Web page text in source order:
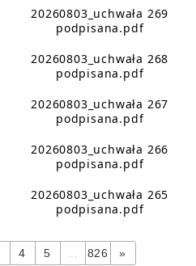
20260803_uchwała 269
podpisana.pdf
20260803_uchwała 268
podpisana.pdf
20260803_uchwała 267
podpisana.pdf
20260803_uchwała 266
podpisana.pdf
20260803_uchwała 265
podpisana.pdf
4 5 826 »